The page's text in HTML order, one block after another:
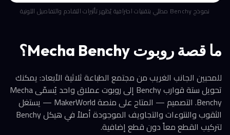
نموذج Benchy مطلي بتقنيات احترافية يُظهر تأثيرات التقادم والتفاصيل اللونية
ما قصة روبوت Mecha Benchy؟
للمحبين الجانب الغريب من مجتمع الطباعة ثلاثية الأبعاد: يمكنك
تحويل ستة قوارب Benchy إلى روبوت عملاق واحد يُسمّى Mecha
Benchy. التصميم — المتاح على منصة MakerWorld — يستغل
الثقوب والنتوءات والتجاويف الموجودة أصلاً في هيكل Benchy
لتركيب القطع معاً دون قطع إضافية.